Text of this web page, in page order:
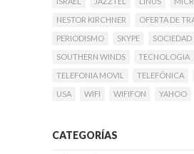
NESTOR KIRCHNER
OFERTA DE
PERIODISMO
SKYPE
SOCIEDAD
SOUTHERN WINDS
TECNOLOGIA
TELEFONIA MOVIL
TELEFÓNICA
USA
WIFI WIFIFON YAHOO
CATEGORÍAS